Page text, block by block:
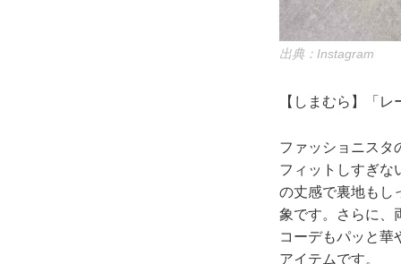
出典：Instagram
【しまむら】「
ファッショニスタ
フィットしすぎな
の丈感で裏地もし
象です。さらに、
コーデもパッと華
アイテムです。